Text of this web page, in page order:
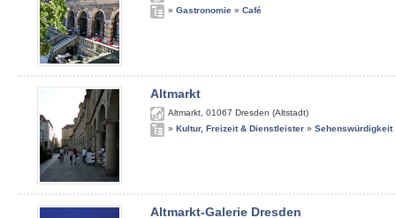
» Gastronomie » Café
Altmarkt
Altmarkt 01067 Dresden (Altstadt)
» Kultur, Freizeit & Dienstleister » Sehenswürdigkeit
Altmarkt-Galerie Dresden